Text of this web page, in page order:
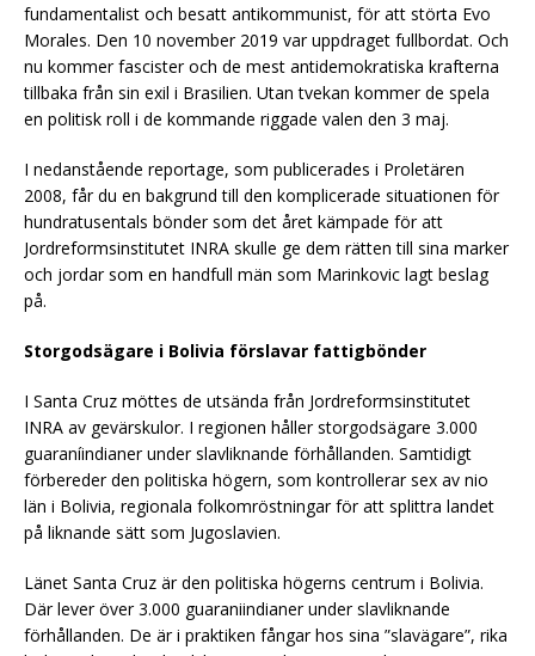
fundamentalist och besatt antikommunist, för att störta Evo
Morales. Den 10 november 2019 var uppdraget fullbordat. Och
nu kommer fascister och de mest antidemokratiska krafterna
tillbaka från sin exil i Brasilien. Utan tvekan kommer de spela
en politisk roll i de kommande riggade valen den 3 maj.
I nedanstående reportage, som publicerades i Proletären
2008, får du en bakgrund till den komplicerade situationen för
hundratusentals bönder som det året kämpade för att
Jordreformsinstitutet INRA skulle ge dem rätten till sina marker
och jordar som en handfull män som Marinkovic lagt beslag
på.
Storgodsägare i Bolivia förslavar fattigbönder
I Santa Cruz möttes de utsända från Jordreformsinstitutet
INRA av gevärskulor. I regionen håller storgodsägare 3.000
guaraníindianer under slavliknande förhållanden. Samtidigt
förbereder den politiska högern, som kontrollerar sex av nio
län i Bolivia, regionala folkomröstningar för att splittra landet
på liknande sätt som Jugoslavien.
Länet Santa Cruz är den politiska högerns centrum i Bolivia.
Där lever över 3.000 guaraniindianer under slavliknande
förhållanden. De är i praktiken fångar hos sina ”slavägare”, rika